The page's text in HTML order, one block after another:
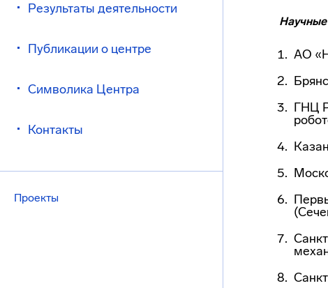
Результаты деятельности
Публикации о центре
Символика Центра
Контакты
Проекты
АО
ГНЦ